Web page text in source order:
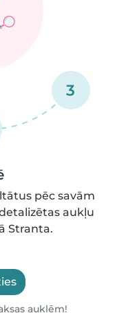
3
pēc savām
aukļu
Stranta.
auklēm!